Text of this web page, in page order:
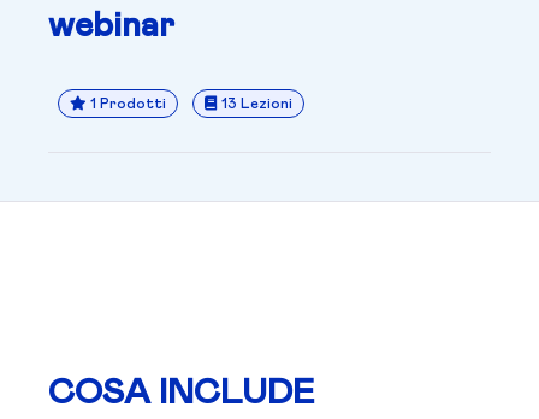
webinar
1 Prodotti 13 Lezioni
COSA INCLUDE